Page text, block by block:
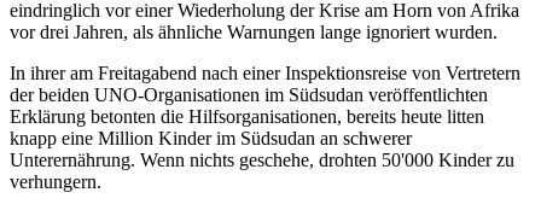
eindringlich vor einer Wiederholung der Krise am Horn von Afrika
vor drei Jahren, als ähnliche Warnungen lange ignoriert wurden.
In ihrer am Freitagabend nach einer Inspektionsreise von Vertretern
der beiden UNO-Organisationen im Südsudan veröffentlichten
Erklärung betonten die Hilfsorganisationen, bereits heute litten
knapp eine Million Kinder im Südsudan an schwerer
Unterernährung. Wenn nichts geschehe, drohten 50'000 Kinder zu
verhungern.